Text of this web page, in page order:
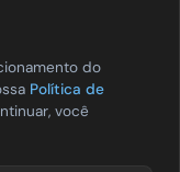
e um
Um CRM
exibe o funil —
do
Política de
você